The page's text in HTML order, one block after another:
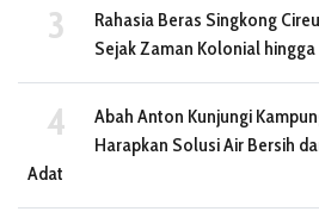
Rahasia Beras Singkong
Sejak Zaman Kolonial
Abah Anton Kunjungi
Harapkan Solusi Air Bersih
Adat